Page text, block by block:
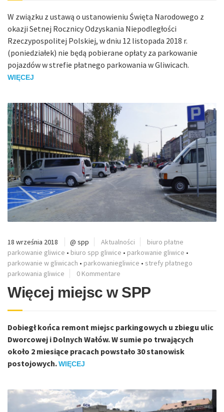
W związku z ustawą o ustanowieniu Święta Narodowego z
okazji Setnej Rocznicy Odzyskania Niepodległości
Rzeczypospolitej Polskiej, w dniu 12 listopada 2018 r.
(poniedziałek) nie będą pobierane opłaty za parkowanie
pojazdów w strefie płatnego parkowania w Gliwicach.
WIĘCEJ
18 września 2018 @ spp Aktualności
biuro płatne
parkowanie gliwice • biuro spp gliwice • parkowanie gliwice •
parkowanie w gliwicach • parkowaniegliwice • strefy płatnego
parkowania gliwice
0 Kommentare
Więcej miejsc w SPP
Dobiegł końca remont miejsc parkingowych u zbiegu ulic
Dworcowej i Dolnych Wałów. W sumie po trwających
około 2 miesiące pracach powstało 30 stanowisk
postojowych.WIĘCEJ